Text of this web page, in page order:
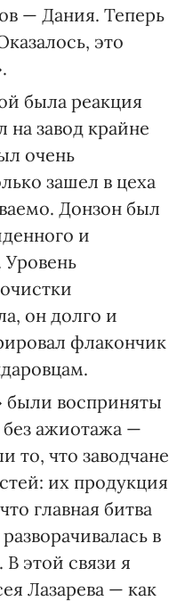
— Дания. Теперь
это
была реакция
на завод крайне
очень
зашел в цеха
Донзон был
и
Уровень
он долго и
флакончик
были восприняты
ажиотажа —
то, что заводчане
их продукция
главная битва
в
этой связи я
Лазарева — как